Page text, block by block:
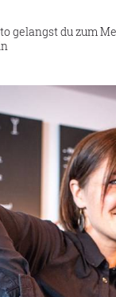
gelangst du zum